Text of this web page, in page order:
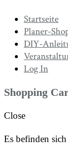
Startseite
Planer-
DIY-
Log In
Shopping
Close
Es befinden